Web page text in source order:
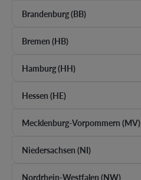
Brandenburg (BB)
Bremen (HB)
Hamburg (HH)
Hessen (HE)
Mecklenburg-Vorpommern (MV)
Niedersachsen (NI)
Nordrhein-Westfalen (NW)